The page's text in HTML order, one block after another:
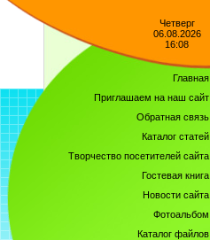
Четверг
06.08.2026
16:08
Главная
Приглашаем на наш сайт
Обратная связь
Каталог статей
Творчество посетителей сайта
Гостевая книга
Новости сайта
Фотоальбом
Каталог файлов